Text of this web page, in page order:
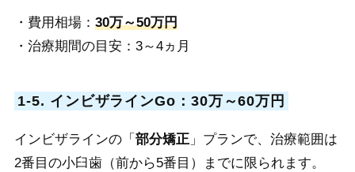
・費用相場： 30万～50万円
・治療期間の目安：3～4ヵ月
1-5. インビザラインGo：30万～60万円
インビザラインの「 部分矯正」プランで、治療範囲は
2番目の小臼歯（前から5番目）までに限られます。